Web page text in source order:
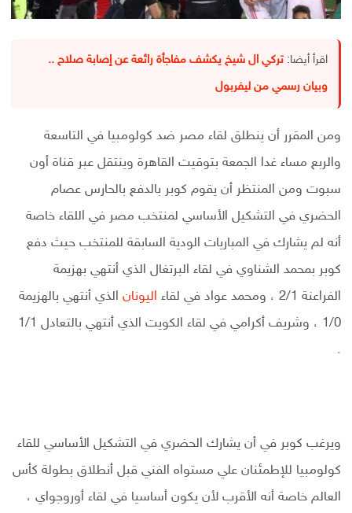
اقرأ أيضا: تركي ال شيخ يكشف مفاجأة رائعة عن إصابة صلاح ..
وبيان رسمي من ليفربول
ومن المقرر أن ينطلق لقاء مصر ضد كولومبيا في التاسعة
والربع مساء غدا الجمعة بتوقيت القاهرة وينتقل عبر قناة أون
سبوت ومن المنتظر أن يقوم كوبر بالدفع بالحارس عصام
الحضري في التشكيل الأساسي لمنتخب مصر في اللقاء خاصة
أنه لم يشارك في المباريات الودية السابقة للمنتخب حيث دفع
كوبر بمحمد الشناوي في لقاء البرتغال الذي أنتهي بهزيمة
الفراعنة 2/1 ، ومحمد عواد في لقاء
اليونان الذي أنتهي بالهزيمة
1/0 ، وشريف أكرامي في لقاء الكويت الذي أنتهي بالتعادل 1/1
.
ويرغب كوبر في أن يشارك الحضري في التشكيل الأساسي للقاء
كولومبيا للإطمئنان علي مستواه الفني قبل أنطلاق بطولة كأس
العالم خاصة أنه الأقرب لأن يكون أساسيا في لقاء أوروجواي ،